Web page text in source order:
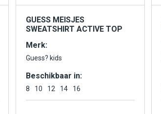
GUESS MEISJES
SWEATSHIRT ACTIVE TOP
Merk:
Guess? kids
Beschikbaar in:
8 10 12 14 16